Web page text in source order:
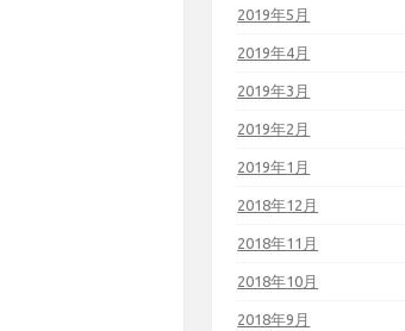
2019年5月
2019年4月
2019年3月
2019年2月
2019年1月
2018年12月
2018年11月
2018年10月
2018年9月